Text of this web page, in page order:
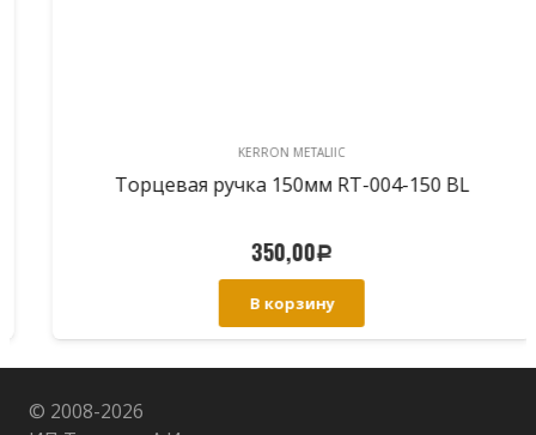
KERRON METALIIC
Торцевая ручка 150мм RT-004-150 BL
350,00 Р
В корзину
© 2008-2026